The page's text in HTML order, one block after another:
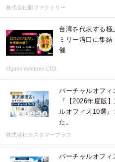
株式会社彩ファクトリー
台湾を代表する極
ミリー溝口に集
催
Ogami Ventures LTD.
バーチャルオフィ
『【2026年度版
ルオフィス10選
た。
株式会社カスタマープラス
バーチャルオフィ